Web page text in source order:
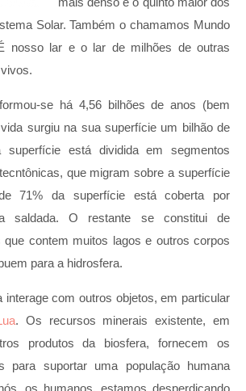
Solar. Também o chamamos Mundo
nosso lar e o lar de milhões de outras
se há 4,56 bilhões de anos (bem
surgiu na sua superfície um bilhão de
superfície está dividida em segmentos
que migram sobre a superfície
71% da superfície está coberta por
saldada. O restante se constitui de
que contem muitos lagos e outros corpos
para a hidrosfera.
interage com outros objetos, em particular
. Os recursos minerais existente, em
produtos da biosfera, fornecem os
para suportar uma população humana
os humanos, estamos desperdiçando